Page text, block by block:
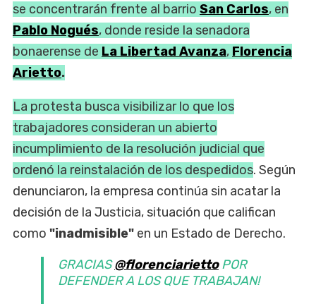
se concentrarán frente al barrio San Carlos, en
Pablo Nogués, donde reside la senadora
bonaerense de La Libertad Avanza, Florencia
Arietto.
La protesta busca visibilizar lo que los
trabajadores consideran un abierto
incumplimiento de la resolución judicial que
ordenó la reinstalación de los despedidos. Según
denunciaron, la empresa continúa sin acatar la
decisión de la Justicia, situación que califican
como "inadmisible" en un Estado de Derecho.
GRACIAS@florenciariettoPOR
DEFENDER A LOS QUE TRABAJAN!